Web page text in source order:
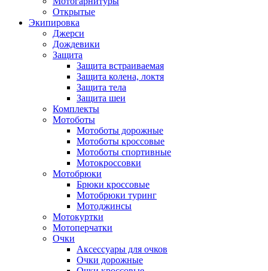
Открытые
Экипировка
Джерси
Дождевики
Защита
Защита встраиваемая
Защита колена, локтя
Защита тела
Защита шеи
Комплекты
Мотоботы
Мотоботы дорожные
Мотоботы кроссовые
Мотоботы спортивные
Мотокроссовки
Мотобрюки
Брюки кроссовые
Мотобрюки туринг
Мотоджинсы
Мотокуртки
Мотоперчатки
Очки
Аксессуары для очков
Очки дорожные